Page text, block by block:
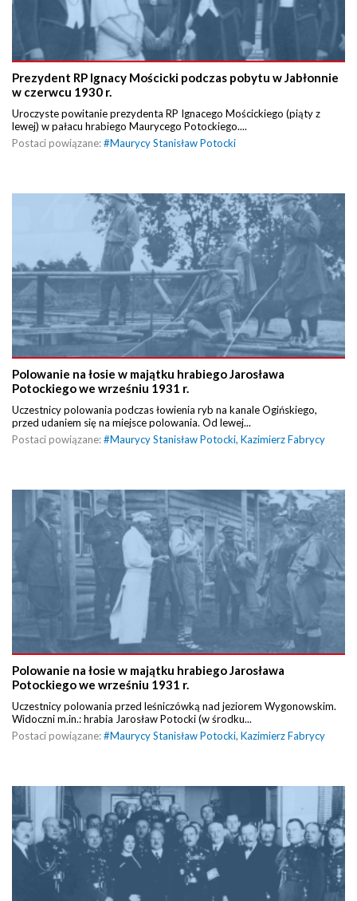
Prezydent RP Ignacy Mościcki podczas pobytu w Jabłonnie
w czerwcu 1930 r.
Uroczyste powitanie prezydenta RP Ignacego Mościckiego (piąty z
lewej) w pałacu hrabiego Maurycego Potockiego....
Postaci powiązane:#Maurycy Stanisław Potocki
Polowanie na łosie w majątku hrabiego Jarosława
Potockiego we wrześniu 1931 r.
Uczestnicy polowania podczas łowienia ryb na kanale Ogińskiego,
przed udaniem się na miejsce polowania. Od lewej...
Postaci powiązane:#Maurycy Stanisław Potocki, Kazimierz Fabrycy
Polowanie na łosie w majątku hrabiego Jarosława
Potockiego we wrześniu 1931 r.
Uczestnicy polowania przed leśniczówką nad jeziorem Wygonowskim.
Widoczni m.in.: hrabia Jarosław Potocki (w środku...
Postaci powiązane:#Maurycy Stanisław Potocki, Kazimierz Fabrycy